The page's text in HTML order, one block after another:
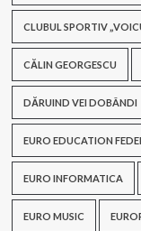
CLUBUL SPORTIV
CĂLIN GEORGESCU
DĂRUIND VEI DOBÂNDI
EURO EDUCATION
EURO INFORMATICA
EURO MUSIC